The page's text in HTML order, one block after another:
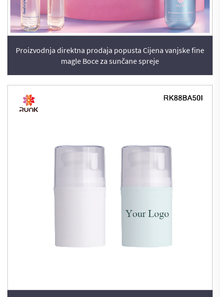
Proizvodnja direktna prodaja popusta Cijena vanjske fine
magle Boce za sunčane spreje